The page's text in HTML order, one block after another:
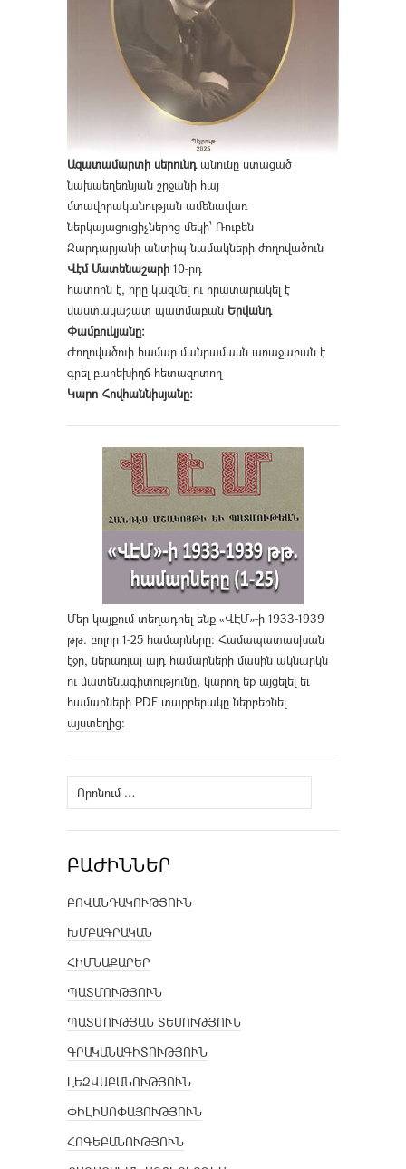
Ազատամարտի սերունդանունը ստացած
նախաեղեռնյան շրջանի հայ
մտավորականության ամենավառ
ներկայացուցիչներից մեկի՝ Ռուբեն
Զարդարյանի անտիպ նամակների ժողովածուն
Վէմ Մատենաշարի 10-րդ
հատորն է, որը կազմել ու հրատարակել է
վաստակաշատ պատմաբան Երվանդ
Փամբուկյանը։
Ժողովածուի համար մանրամասն առաջաբան է
գրել բարեխիղճ հետազոտող
Կարո Հովհաննիսյանը։
Մեր կայքում տեղադրել ենք «ՎԷՄ»-ի 1933-1939
թթ. բոլոր 1-25 համարները։ Համապատասխան
էջը, ներառյալ այդ համարների մասին ակնարկն
ու մատենագիտությունը, կարող եք այցելել եւ
համարների PDF տարբերակը ներբեռնել
այստեղից։
Որոնել՝
ԲԱԺԻՆՆԵՐ
ԲՈՎԱՆԴԱԿՈՒԹՅՈՒՆ
ԽՄԲԱԳՐԱԿԱՆ
ՀԻՄՆԱՔԱՐԵՐ
ՊԱՏՄՈՒԹՅՈՒՆ
ՊԱՏՄՈՒԹՅԱՆ ՏԵՍՈՒԹՅՈՒՆ
ԳՐԱԿԱՆԱԳԻՏՈՒԹՅՈՒՆ
ԼԵԶՎԱԲԱՆՈՒԹՅՈՒՆ
ՓԻԼԻՍՈՓԱՅՈՒԹՅՈՒՆ
ՀՈԳԵԲԱՆՈՒԹՅՈՒՆ